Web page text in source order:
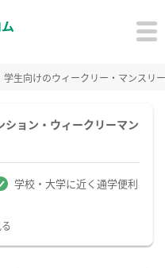
学生向けのウィークリー・マンスリ
ョン・ウィークリーマン
学校・大学に近く通学便利